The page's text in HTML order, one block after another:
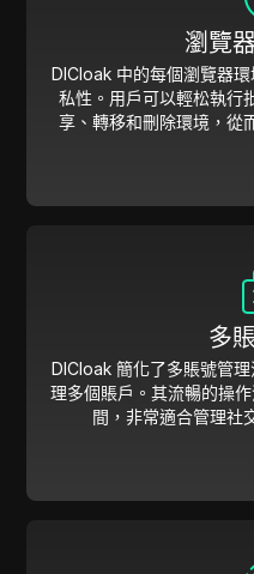
瀏覽
DICloak 中的每個瀏覽器
私性。用戶可以輕松執行
享、轉移和刪除環境，從
多
DICloak 簡化了多賬號管
理多個賬戶。其流暢的操
間，非常適合管理社